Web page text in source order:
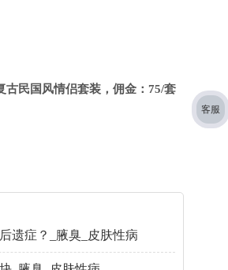
古民国风情侣套装，佣金：75/套
遗症？_腋臭_皮肤性病
客服